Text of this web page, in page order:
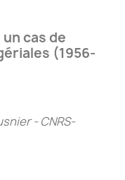
cas de
(1956-
- CNRS-